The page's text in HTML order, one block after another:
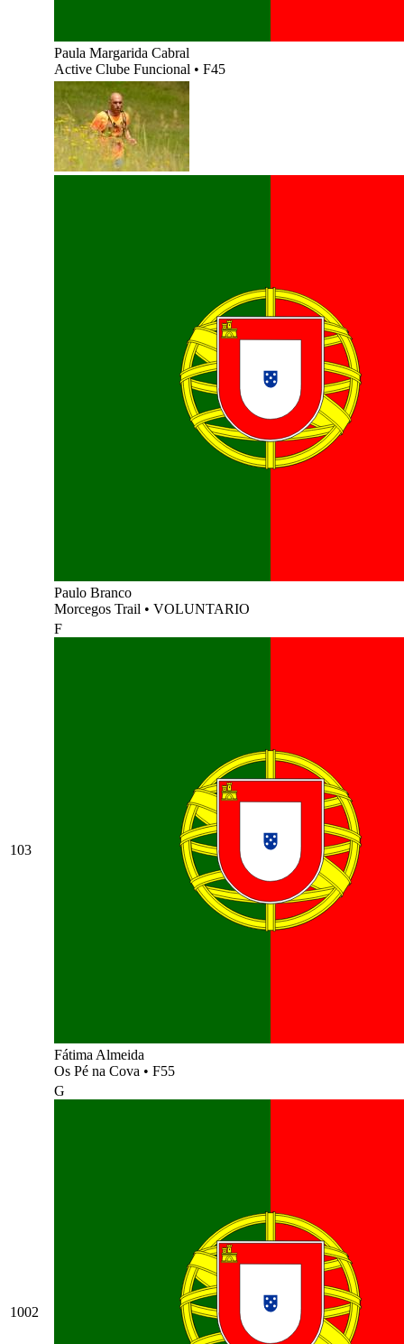
Paula Margarida Cabral
Active Clube Funcional • F45
Paulo Branco
Morcegos Trail • VOLUNTARIO
103
F
Fátima Almeida
Os Pé na Cova • F55
1002
G